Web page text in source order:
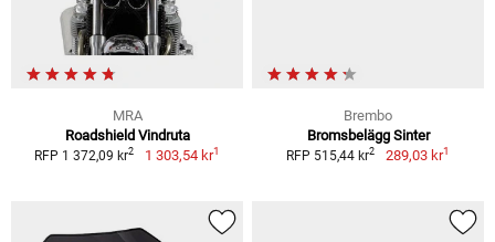
MRA
Roadshield Vindruta
RFP 1 372,09 kr2 1 303,54 kr1
Brembo
Bromsbelägg Sinter
RFP 515,44 kr2 289,03 kr1